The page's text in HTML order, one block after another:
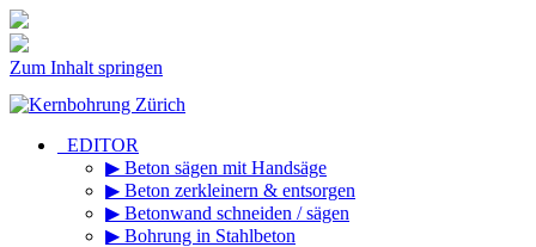
Zum Inhalt springen
_EDITOR
▶ Beton sägen mit Handsäge
▶ Beton zerkleinern & entsorgen
▶ Betonwand schneiden / sägen
▶ Bohrung in Stahlbeton